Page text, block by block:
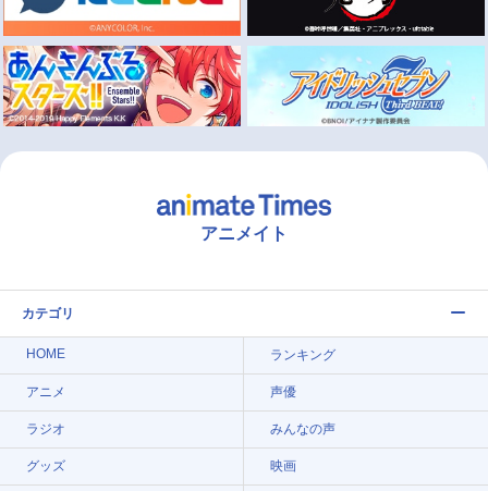
アニメイト
カテゴリ
HOME ランキング
アニメ 声優
ラジオ みんなの声
グッズ 映画